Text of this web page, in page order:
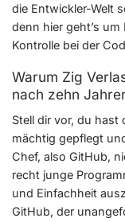
die Entwickler-Welt
denn hier geht’s
Kontrolle bei der
Warum Zig
nach zehn
Stell dir vor, du hast
mächtig gepflegt
Chef, also GitHub,
recht junge
und Einfachheit
GitHub, der